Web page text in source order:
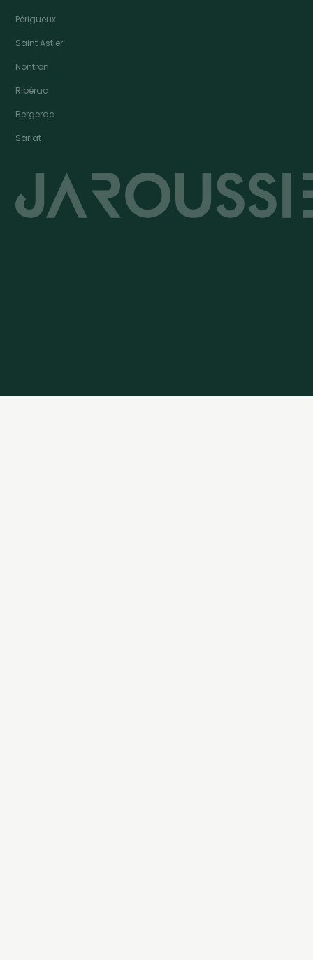
Périgueux
Saint Astier
Nontron
Ribérac
Bergerac
Sarlat